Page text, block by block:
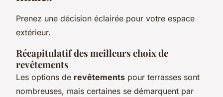
Prenez une décision éclairée pour votre espace
extérieur.
Récapitulatif des meilleurs choix de
revêtements
Les options de revêtements pour terrasses sont
nombreuses, mais certaines se démarquent par